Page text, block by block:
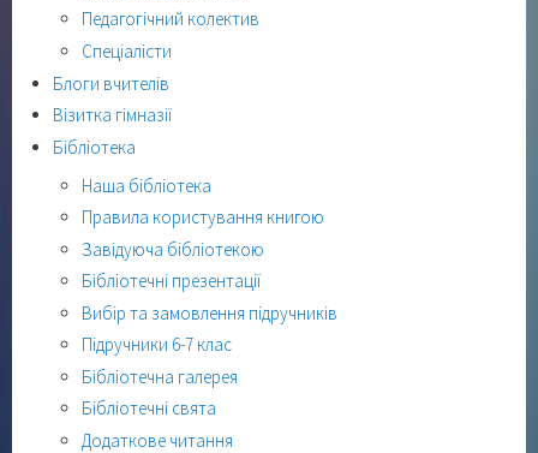
Педагогічний колектив
Спеціалісти
Блоги вчителів
Візитка гімназії
Бібліотека
Наша бібліотека
Правила користування книгою
Завідуюча бібліотекою
Бібліотечні презентації
Вибір та замовлення підручників
Підручники 6-7 клас
Бібліотечна галерея
Бібліотечні свята
Додаткове читання